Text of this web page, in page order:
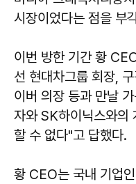
시장이었다는 점을 부
이번 방한 기간 황
선 현대차그룹 회장,
이버 의장 등과 만날
자와 SK하이닉스와의
할 수 없다"고 답했다.
황 CEO는 국내 기업